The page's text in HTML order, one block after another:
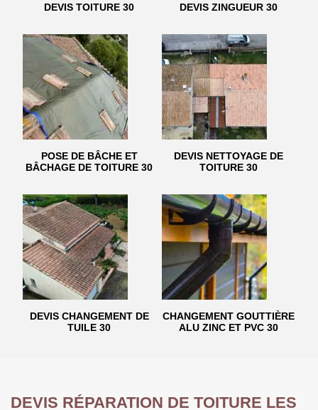
DEVIS TOITURE 30 DEVIS ZINGUEUR 30
POSE DE BÂCHE ET
BÂCHAGE DE TOITURE 30
DEVIS NETTOYAGE DE
TOITURE 30
DEVIS CHANGEMENT DE
TUILE 30
CHANGEMENT GOUTTIÈRE
ALU ZINC ET PVC 30
DEVIS RÉPARATION DE TOITURE LES